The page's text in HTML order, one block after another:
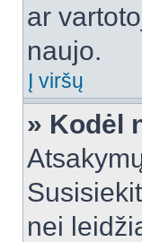
ar
naujo.
Į viršų
» Kodėl
nei